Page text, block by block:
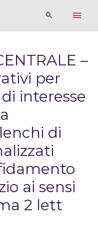
–
per
interesse
di
ai sensi
2 lett